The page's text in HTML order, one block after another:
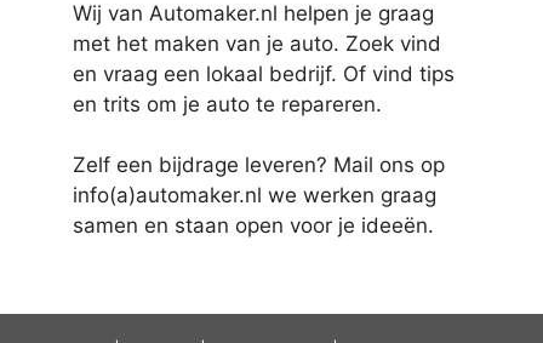
Wij van Automaker.nl helpen je graag
met het maken van je auto. Zoek vind
en vraag een lokaal bedrijf. Of vind tips
en trits om je auto te repareren.
Zelf een bijdrage leveren? Mail ons op
info(a)automaker.nl we werken graag
samen en staan open voor je ideeën.